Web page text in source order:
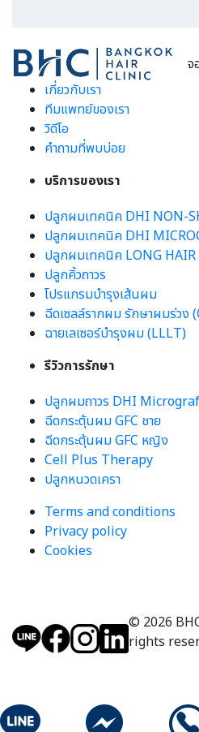
จ
เกี่ยวกับเรา
ทีมแพทย์ของเรา
วิดีโอ
คำถามที่พบบ่อย
บริการของเรา
ปลูกผมเทคนิค DHI NON-
ปลูกผมเทคนิค DHI
ปลูกผมเทคนิค LONG
ปลูกคิ้วถาวร
โปรแกรมบำรุงเส้นผม
ฉีดเซลล์รากผม รักษาผมร่ว
ฉายเลเซอร์บำรุงผม (LLLT)
รีวิวการรักษา
ปลูกผมถาวร DHI
ฉีดกระตุ้นผม GFC ชาย
ฉีดกระตุ้นผม GFC หญิง
Cell Plus Therapy
ปลูกหนวดเครา
Terms and conditions
Privacy policy
Cookies
© 2026
rights